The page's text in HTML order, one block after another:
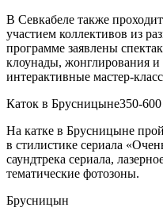
В Севкабеле также
участием коллективов из
программе заявлены
клоунады, жонглирования
интерактивные мастер-
Каток в Брусницыне350-
На катке в Брусницыне
в стилистике сериала
саундтрека сериала,
тематические фотозоны.
Брусницын